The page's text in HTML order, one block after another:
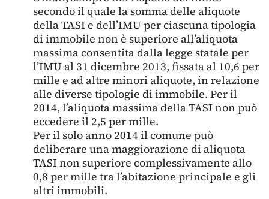
secondo il quale la somma delle aliquote
della TASI e dell’IMU per ciascuna tipologia
di immobile non è superiore all’aliquota
massima consentita dalla legge statale per
l’IMU al 31 dicembre 2013, fissata al 10,6 per
mille e ad altre minori aliquote, in relazione
alle diverse tipologie di immobile. Per il
2014, l’aliquota massima della TASI non può
eccedere il 2,5 per mille.
Per il solo anno 2014 il comune può
deliberare una maggiorazione di aliquota
TASI non superiore complessivamente allo
0,8 per mille tra l’abitazione principale e gli
altri immobili.